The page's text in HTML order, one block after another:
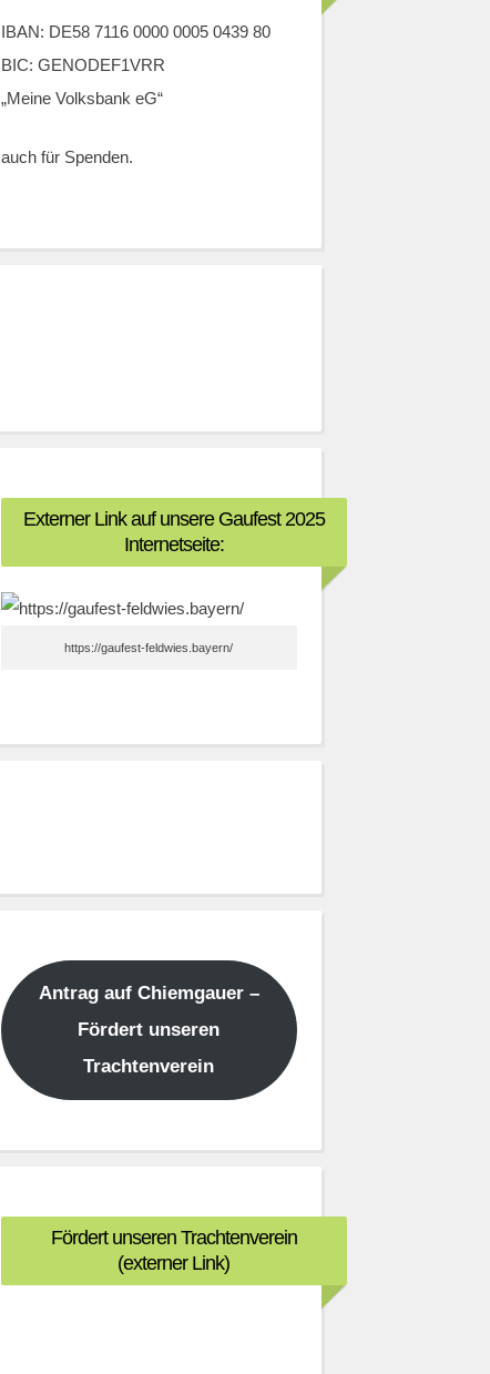
IBAN: DE58 7116 0000 0005 0439 80
BIC: GENODEF1VRR
„Meine Volksbank eG“
auch für Spenden.
Externer Link auf unsere Gaufest 2025
Internetseite:
https://gaufest-feldwies.bayern/
Antrag auf Chiemgauer –
Fördert unseren
Trachtenverein
Fördert unseren Trachtenverein
(externer Link)